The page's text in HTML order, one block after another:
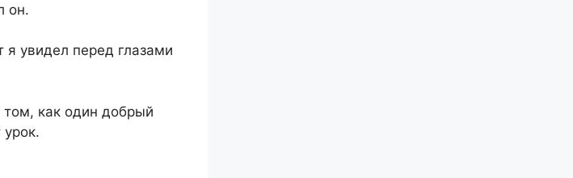
он.
я увидел перед глазами
как один добрый
урок.